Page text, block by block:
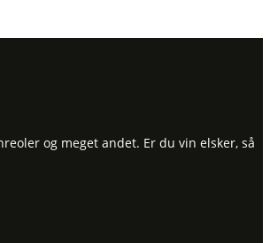
og meget andet. Er du vin elsker, så